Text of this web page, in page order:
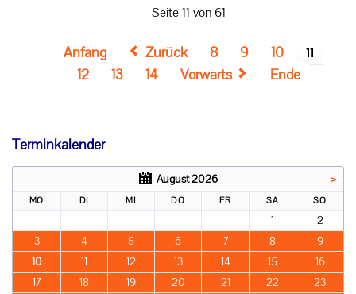
Seite 11 von 61
Anfang Zurück 8 9 10 11
12 13 14 Vorwärts Ende
Terminkalender
August 2026 >
MO DI MI DO FR SA SO
1
2
3
4 5 6 7 8
9
10
11 12 13 14 15
16
17
18 19 20 21 22
23